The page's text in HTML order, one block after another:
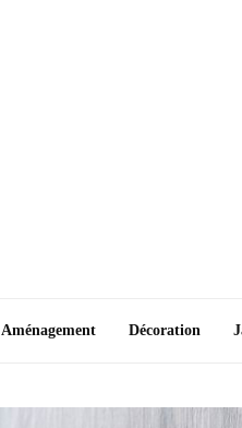
Aménagement Décoration